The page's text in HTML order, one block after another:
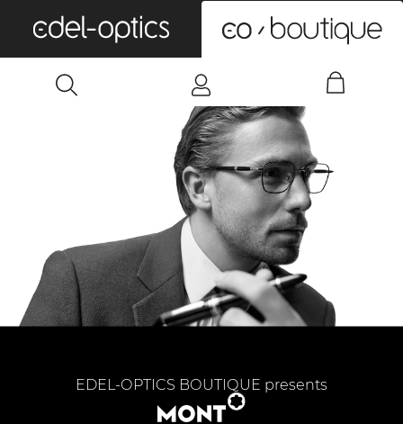
EDEL-OPTICS BOUTIQUE presents